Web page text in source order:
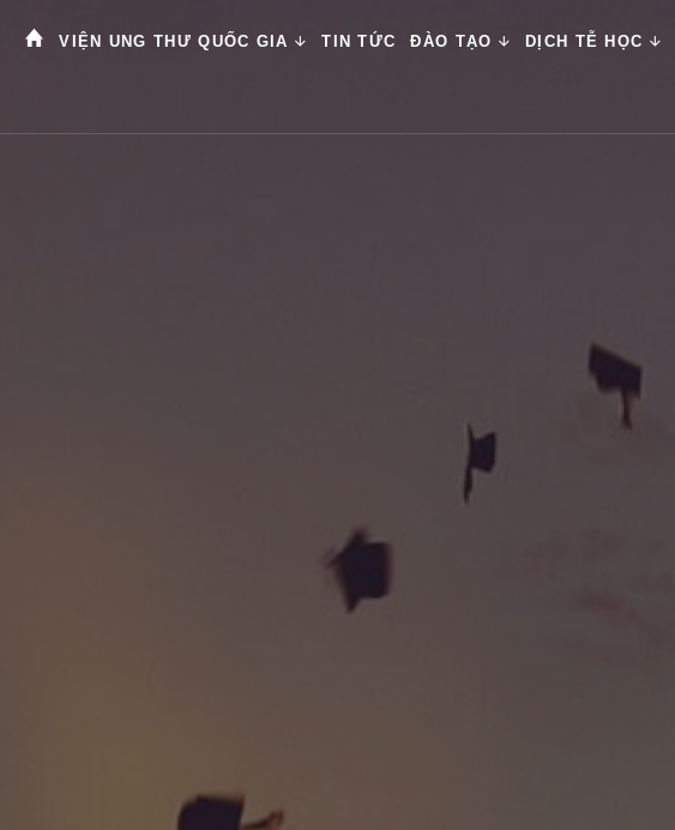
VIỆN UNG THƯ QUỐC GIA TIN TỨC ĐÀO TẠO DỊCH TỄ HỌC